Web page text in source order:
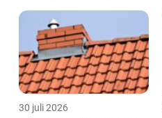
30 juli 2026